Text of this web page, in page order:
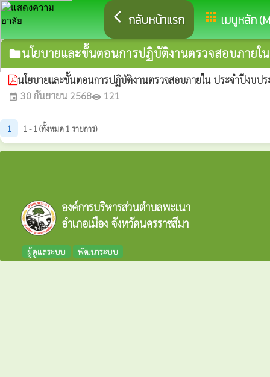
arrow_back_ios กลับหน้าแรก apps เมนูหลัก
folderนโยบายและขั้นตอนการปฏิบัติงานตรวจสอบภายใน
นโยบายและขั้นตอนการปฏิบัติงานตรวจสอบภายใน ประจำปีงบป
event 30 กันยายน 2568visibility 121
1 1 - 1 (ทั้งหมด 1 รายการ)
องค์การบริหารส่วนตำบลพะเนา
อำเภอเมือง จังหวัดนครราชสีมา
ผู้ดูแลระบบ พัฒนาระบบ